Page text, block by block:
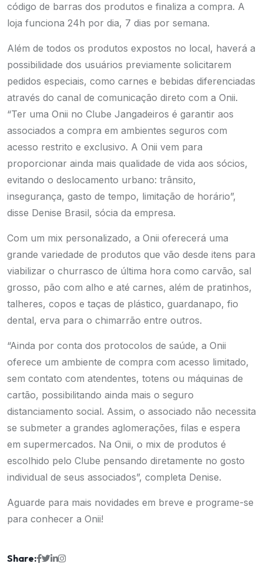
código de barras dos produtos e finaliza a compra. A
loja funciona 24h por dia, 7 dias por semana.
Além de todos os produtos expostos no local, haverá a
possibilidade dos usuários previamente solicitarem
pedidos especiais, como carnes e bebidas diferenciadas
através do canal de comunicação direto com a Onii.
“Ter uma Onii no Clube Jangadeiros é garantir aos
associados a compra em ambientes seguros com
acesso restrito e exclusivo. A Onii vem para
proporcionar ainda mais qualidade de vida aos sócios,
evitando o deslocamento urbano: trânsito,
insegurança, gasto de tempo, limitação de horário”,
disse Denise Brasil, sócia da empresa.
Com um mix personalizado, a Onii oferecerá uma
grande variedade de produtos que vão desde itens para
viabilizar o churrasco de última hora como carvão, sal
grosso, pão com alho e até carnes, além de pratinhos,
talheres, copos e taças de plástico, guardanapo, fio
dental, erva para o chimarrão entre outros.
“Ainda por conta dos protocolos de saúde, a Onii
oferece um ambiente de compra com acesso limitado,
sem contato com atendentes, totens ou máquinas de
cartão, possibilitando ainda mais o seguro
distanciamento social. Assim, o associado não necessita
se submeter a grandes aglomerações, filas e espera
em supermercados. Na Onii, o mix de produtos é
escolhido pelo Clube pensando diretamente no gosto
individual de seus associados”, completa Denise.
Aguarde para mais novidades em breve e programe-se
para conhecer a Onii!
Share: